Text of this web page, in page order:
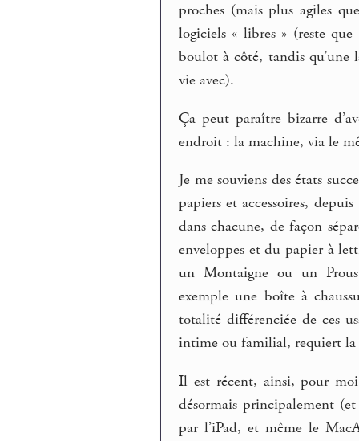
proches (mais plus agiles
logiciels « libres » (reste
boulot à côté, tandis
vie avec).
Ça peut paraître bizarre
endroit : la machine, via le
Je me souviens des états
papiers et accessoires,
dans chacune, de façon
enveloppes et du papier à
un Montaigne ou un
exemple une boîte à
totalité différenciée de ces
intime ou familial, requiert
Il est récent, ainsi, pour
désormais principalement
par l’iPad, et même le